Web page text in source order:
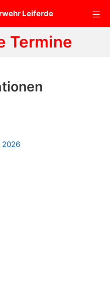
Leiferde
Termine
2026